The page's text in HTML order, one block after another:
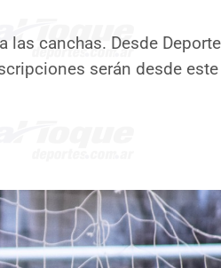
canchas. Desde
serán desde este